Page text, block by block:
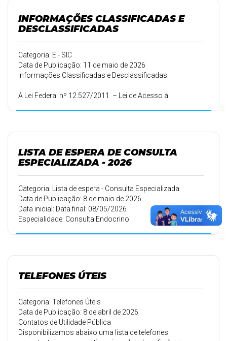
apenas nos casos previstos em lei. Além disso, determina
que as informações de interesse coletivo devem ser
divulgadas de forma proativa, especialm
INFORMAÇÕES CLASSIFICADAS E
DESCLASSIFICADAS
Categoria: E - SIC
Data de Publicação: 11 de maio de 2026
Informações Classificadas e Desclassificadas.
A Lei Federal nº 12.527/2011 – Lei de Acesso à
LISTA DE ESPERA DE CONSULTA
ESPECIALIZADA - 2026
Categoria: Lista de espera - Consulta Especializada
Data de Publicação: 8 de maio de 2026
Data inicial: Data final: 08/05/2026
Especialidade: Consulta Endocrino
TELEFONES ÚTEIS
Categoria: Telefones Úteis
Data de Publicação: 8 de abril de 2026
Contatos de Utilidade Pública
Disponibilizamos abaixo uma lista de telefones